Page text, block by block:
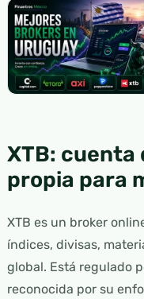
XTB:
propia para
XTB es un broker
índices, divisas,
global. Está regulado
reconocida por su